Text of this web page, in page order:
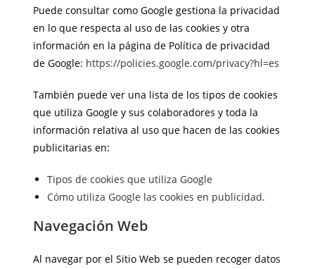
Puede consultar como Google gestiona la privacidad
en lo que respecta al uso de las cookies y otra
información en la página de Política de privacidad
de Google: https://policies.google.com/privacy?hl=es
También puede ver una lista de los tipos de cookies
que utiliza Google y sus colaboradores y toda la
información relativa al uso que hacen de las cookies
publicitarias en:
Tipos de cookies que utiliza Google
Cómo utiliza Google las cookies en publicidad.
Navegación Web
Al navegar por el Sitio Web se pueden recoger datos